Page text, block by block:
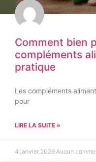
Comment bien
compléments
pratique
Les compléments
pour
LIRE LA SUITE »
4 janvier 2026 Aucun